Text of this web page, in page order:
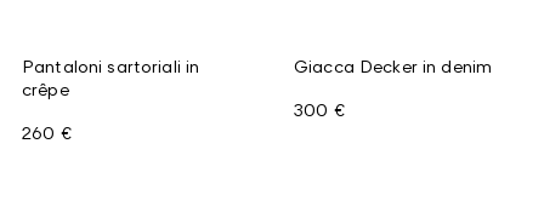
Pantaloni sartoriali in
crêpe
260 €
Giacca Decker in denim
300 €